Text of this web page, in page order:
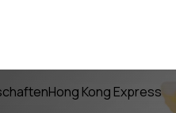
Hong Kong Express